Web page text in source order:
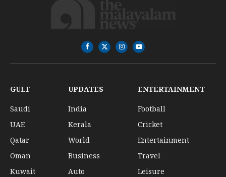
Facebook
X
(Twitter)
InstagramYouTube
GULF
Saudi
UAE
Qatar
Oman
Kuwait
UPDATES
India
Kerala
World
Business
Auto
ENTERTAINMENT
Football
Cricket
Entertainment
Travel
Leisure